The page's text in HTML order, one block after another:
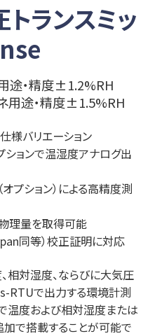
ランスミッ
途・精度±1.2%RH
用途・精度±1.5%RH
様バリエーション
ョンで温湿度アナログ出
プション）による高精度測
理量を取得可能
同等）校正証明に対応
相対湿度、ならびに大気圧
RTUで出力する環境計測
で温度および相対湿度または
で搭載することが可能で